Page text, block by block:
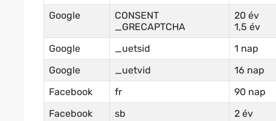
Google
CONSENT
_GRECAPTCHA
20 év
1,5 év
Google _uetsid 1 nap
Google
_uetvid 16 nap
Facebook
fr 90 nap
Facebook
sb
2 év